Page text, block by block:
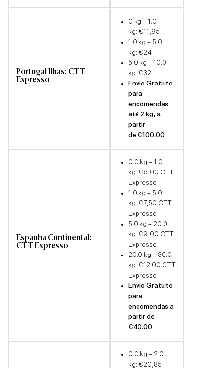
Portugal Ilhas: CTT
Expresso
0 kg – 1.0
kg: €11,95
1.0 kg – 5.0
kg: €24
5.0 kg – 10.0
kg: €32
Envio Gratuito
para
encomendas
até 2 kg, a
partir
de €100.00
Espanha Continental:
CTT Expresso
0.0 kg – 1.0
kg: €6,00 CTT
Expresso
1.0 kg – 5.0
kg: €7,50 CTT
Expresso
5.0 kg – 20.0
kg: €9,00 CTT
Expresso
20.0 kg – 30.0
kg: €12.00 CTT
Expresso
Envio Gratuito
para
encomendas a
partir de
€40.00
0.0 kg – 2.0
kg: €20,85